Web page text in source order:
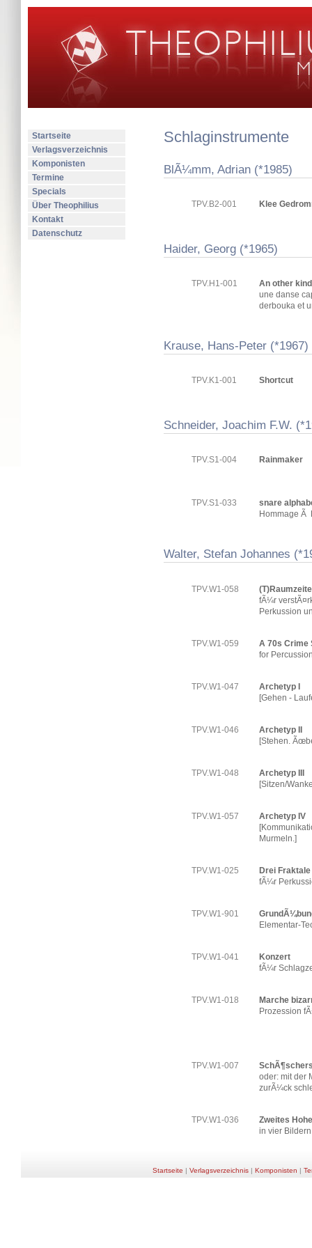
Startseite
Verlagsverzeichnis
Komponisten
Termine
Specials
Über Theophilius
Kontakt
Datenschutz
Schlaginstrumente
BlÃ¼mm, Adrian (*1985)
TPV.B2-001 Klee
Haider, Georg (*1965)
TPV.H1-001
An other
une danse
derbouka et
Krause, Hans-Peter (*1967)
TPV.K1-001 Shortcut
Schneider, Joachim F.W.
TPV.S1-004 Rainmaker
TPV.S1-033
snare
Hommage Ã
Walter, Stefan Johannes
TPV.W1-058
fÃ¼r
Perkussion
TPV.W1-059
A 70s Crime
for
TPV.W1-047
Archetyp I
[Gehen -
TPV.W1-046
Archetyp II
[Stehen.
TPV.W1-048
Archetyp III
[Sitzen/
TPV.W1-057
Archetyp IV
Murmeln.]
TPV.W1-025
Drei Fraktale
fÃ¼r
TPV.W1-901
Elementar-
TPV.W1-041
Konzert
fÃ¼r
TPV.W1-018
Marche
Prozession
TPV.W1-007
oder: mit der
zurÃ¼ck
TPV.W1-036
Zweites
in vier
Startseite | Verlagsverzeichnis| Komponisten |